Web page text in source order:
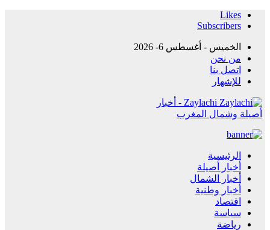
Likes
Subscribers
الخميس - أغسطس 6- 2026
من نحن
اتصل بنا
للإشهار
Zaylachi - أخبار
أصيلة وشمال المغرب
الرئيسية
أخبار أصيلة
أخبار الشمال
أخبار وطنية
اقتصاد
سياسة
رياضة